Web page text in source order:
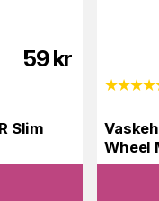
59kr
Slim
Wheel